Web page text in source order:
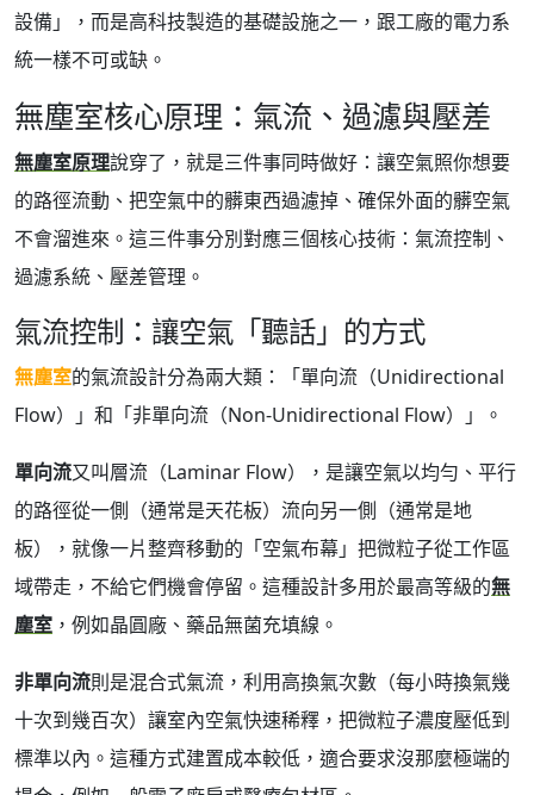
設備」，而是高科技製造的基礎設施之一，跟工廠的電力系
統一樣不可或缺。
無塵室核心原理：氣流、過濾與壓差
無塵室原理說穿了，就是三件事同時做好：讓空氣照你想要
的路徑流動、把空氣中的髒東西過濾掉、確保外面的髒空氣
不會溜進來。這三件事分別對應三個核心技術：氣流控制、
過濾系統、壓差管理。
氣流控制：讓空氣「聽話」的方式
無塵室的氣流設計分為兩大類：「單向流（Unidirectional
Flow）」和「非單向流（Non-Unidirectional Flow）」。
單向流又叫層流（Laminar Flow），是讓空氣以均勻、平行
的路徑從一側（通常是天花板）流向另一側（通常是地
板），就像一片整齊移動的「空氣布幕」把微粒子從工作區
域帶走，不給它們機會停留。這種設計多用於最高等級的無
塵室 ，例如晶圓廠、藥品無菌充填線。
非單向流則是混合式氣流，利用高換氣次數（每小時換氣幾
十次到幾百次）讓室內空氣快速稀釋，把微粒子濃度壓低到
標準以內。這種方式建置成本較低，適合要求沒那麼極端的